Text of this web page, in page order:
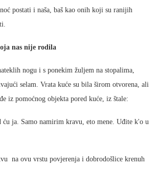
postati i naša, baš kao onih koji su ranijih
nas nije rodila
nogu i s ponekim žuljem na stopalima,
selam. Vrata kuće su bila širom otvorena, ali
iz pomoćnog objekta pored kuće, iz štale:
ću ja. Samo namirim kravu, eto mene. Uđite k'o u
na ovu vrstu povjerenja i dobrodošlice krenuh